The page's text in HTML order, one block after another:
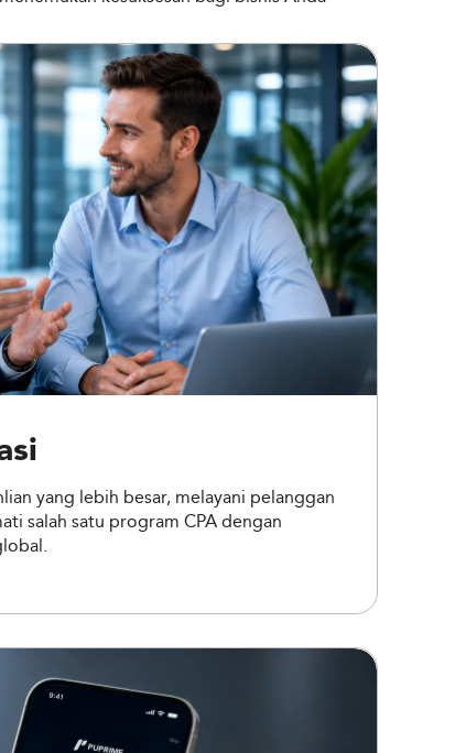
yang lebih besar, melayani pelanggan
salah satu program CPA dengan